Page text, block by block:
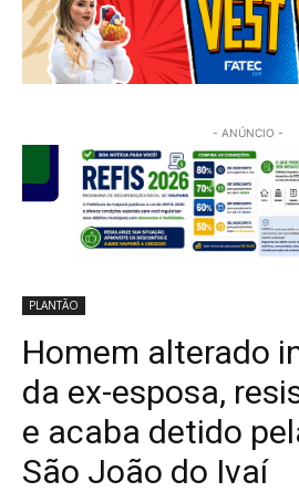
- ANÚNCIO -
PLANTÃO
Homem alterado
da ex-esposa,
e acaba detido
São João do Ivaí